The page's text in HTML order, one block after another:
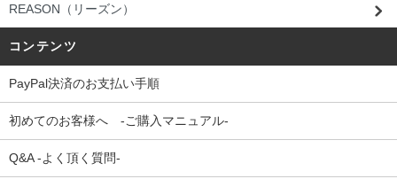
REASON（リーズン）
コンテンツ
PayPal決済のお支払い手順
初めてのお客様へ -ご購入マニュアル-
Q&A -よく頂く質問-